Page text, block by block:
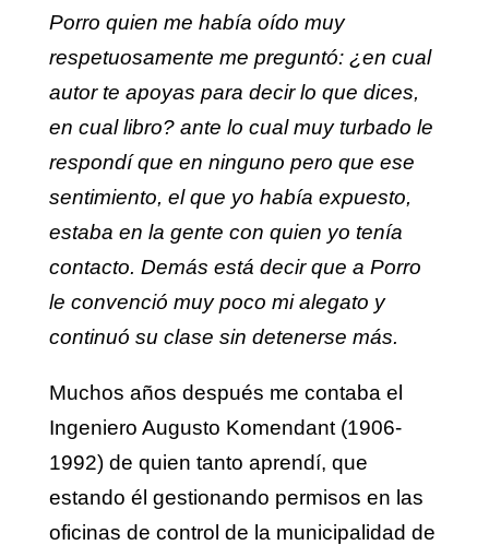
Porro quien me había oído muy
respetuosamente me preguntó: ¿en cual
autor te apoyas para decir lo que dices,
en cual libro? ante lo cual muy turbado le
respondí que en ninguno pero que ese
sentimiento, el que yo había expuesto,
estaba en la gente con quien yo tenía
contacto. Demás está decir que a Porro
le convenció muy poco mi alegato y
continuó su clase sin detenerse más.
Muchos años después me contaba el
Ingeniero Augusto Komendant (1906-
1992) de quien tanto aprendí, que
estando él gestionando permisos en las
oficinas de control de la municipalidad de